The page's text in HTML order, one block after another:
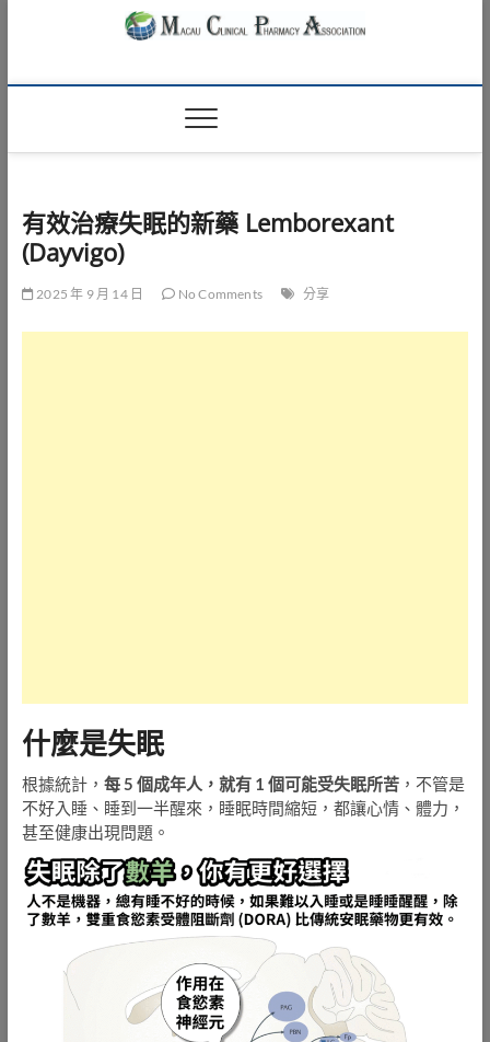
Macau Clinical
Pharmacy
Association
有效治療失眠的新藥 Lemborexant
(Dayvigo)
2025 年 9 月 14 日 No Comments 分享
什麼是失眠
根據統計， 每 5 個成年人，就有 1 個可能受失眠所苦，不管是
不好入睡、睡到一半醒來，睡眠時間縮短，都讓心情、體力，
甚至健康出現問題。